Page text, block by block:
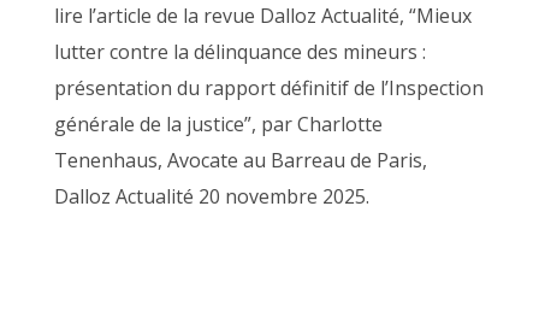
lire l’article de la revue Dalloz Actualité, “Mieux
lutter contre la délinquance des mineurs :
présentation du rapport définitif de l’Inspection
générale de la justice”, par Charlotte
Tenenhaus, Avocate au Barreau de Paris,
Dalloz Actualité 20 novembre 2025.